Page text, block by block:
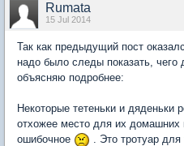
Rumata
15 Jul 2014
Так как предыдущий пост
надо было следы показать, чего
объясняю подробнее:
Некоторые тетеньки и дяденьки
отхожее место для их домашних
ошибочное
. Это тротуар